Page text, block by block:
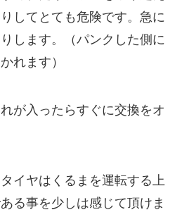
してとても危険です。急に
します。（パンクした側に
れます）
が入ったらすぐに交換をオ
イヤはくるまを運転する上
る事を少しは感じて頂けま